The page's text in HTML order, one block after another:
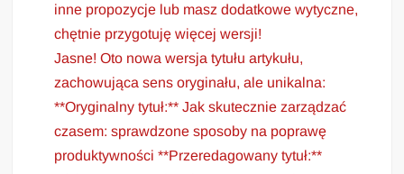
inne propozycje lub masz dodatkowe wytyczne,
chętnie przygotuję więcej wersji!
Jasne! Oto nowa wersja tytułu artykułu,
zachowująca sens oryginału, ale unikalna:
**Oryginalny tytuł:** Jak skutecznie zarządzać
czasem: sprawdzone sposoby na poprawę
produktywności **Przeredagowany tytuł:**